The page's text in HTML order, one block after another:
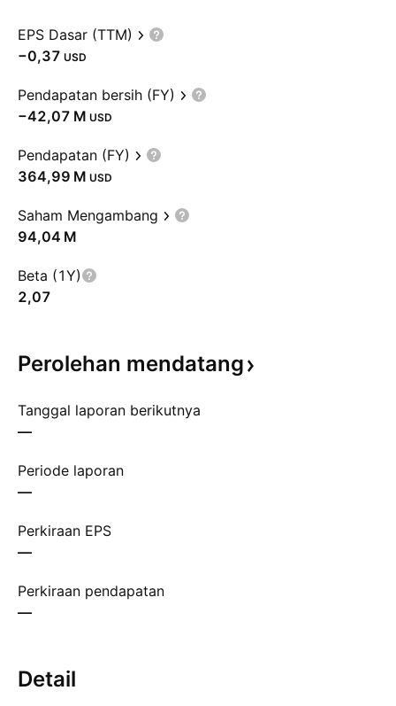
EPS Dasar (TTM)
−0,37 USD
Pendapatan bersih (FY)
‪−42,07 M‬ USD
Pendapatan (FY)
‪364,99 M‬ USD
Saham Mengambang
‪94,04 M‬
Beta (1Y)
2,07
Perolehan mendatang
Tanggal laporan berikutnya
—
Periode laporan
—
Perkiraan EPS
—
Perkiraan pendapatan
—
Detail